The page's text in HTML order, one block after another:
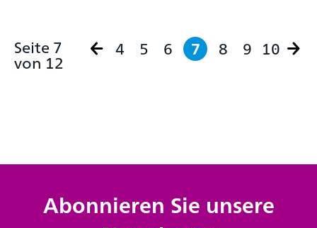
Seite 7
von 12
4 5 6 7 8 9 10
Abonnieren Sie unsere